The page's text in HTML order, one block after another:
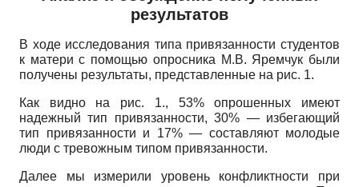
результатов
В ходе исследования типа привязанности студентов
к матери с помощью опросника М.В. Яремчук были
получены результаты, представленные на рис. 1.
Как видно на рис. 1., 53% опрошенных имеют
надежный тип привязанности, 30% — избегающий
тип привязанности и 17% — составляют молодые
люди с тревожным типом привязанности.
Далее мы измерили уровень конфликтности при